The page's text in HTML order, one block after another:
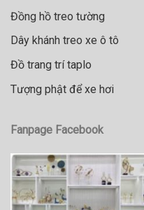
Đồng hồ treo tường
Dây khánh treo xe ô tô
Đồ trang trí taplo
Tượng phật để xe hơi
Fanpage Facebook